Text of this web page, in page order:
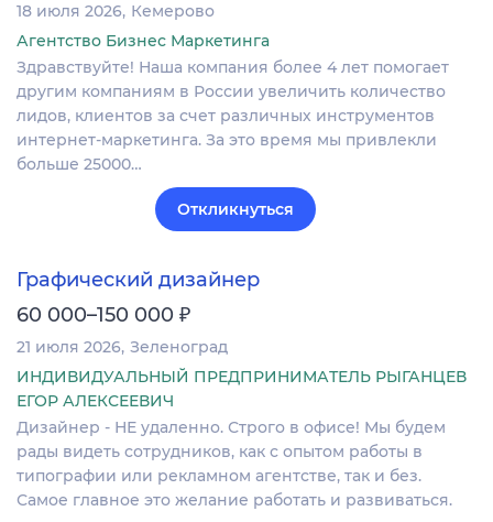
18 июля 2026 Кемерово
Агентство Бизнес Маркетинга
Здравствуйте! Наша компания более 4 лет помогает
другим компаниям в России увеличить количество
лидов, клиентов за счет различных инструментов
интернет-маркетинга. За это время мы привлекли
больше 25000…
Откликнуться
Графический дизайнер
60 000–150 000 ₽
21 июля 2026 Зеленоград
ИНДИВИДУАЛЬНЫЙ ПРЕДПРИНИМАТЕЛЬ РЫГАНЦЕВ
ЕГОР АЛЕКСЕЕВИЧ
Дизайнер - НЕ удаленно. Строго в офисе! Мы будем
рады видеть сотрудников, как с опытом работы в
типографии или рекламном агентстве, так и без.
Самое главное это желание работать и развиваться.